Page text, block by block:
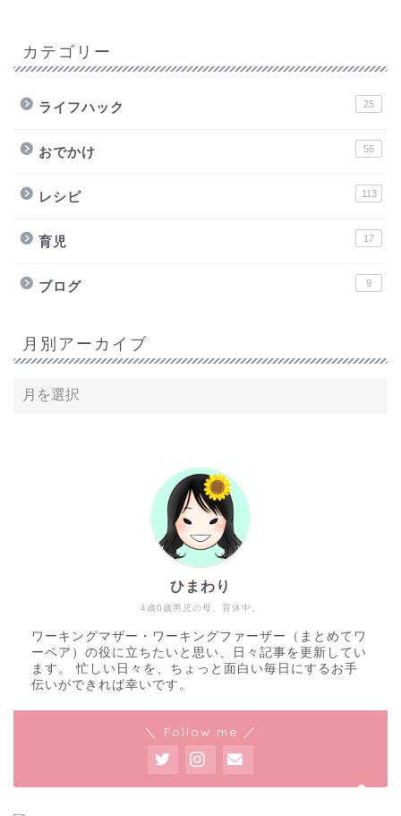
カテゴリー
ライフハック 25
おでかけ 56
レシピ 113
育児 17
ブログ 9
月別アーカイブ
4歳0歳男児の母、育休中。
ひまわり
ワーキングマザー・ワーキングファーザー（まとめてワ
ーペア）の役に立ちたいと思い、日々記事を更新してい
ます。 忙しい日々を、ちょっと面白い毎日にするお手
伝いができれば幸いです。
＼ Follow me ／
ホーム